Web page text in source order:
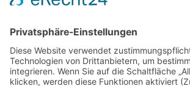
Related products
brother Applikationsfuß